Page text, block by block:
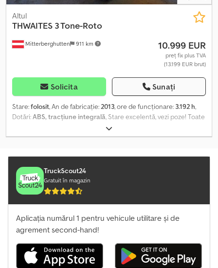
Mitterberghutten 911 km
Altul
THWAITES 3 Tone-Roto
10.999 EUR
preț fix plus TVA
(13.199 EUR brut)
Solicita Sunați
Stare:folosit, An de fabricație:2013, ore de funcționare: 3.192 h,
Dotări:ABS, tracțiune integrală, Stare excelentă, vezi poze! Toate
informațiile sunt oferite fără garanție! Locație: 5662 Hauserdorf,
Bacherstr. 1 Djdpfxey R R Uyj Aqcekr
TruckScout24
Gratuit în magazin
Aplicația numărul 1 pentru vehicule utilitare și de
agrement second-hand!